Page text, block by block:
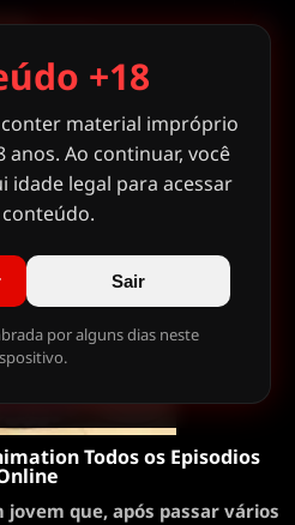
Todos os Episodios
que, após passar vários
+18
material impróprio
anos. Ao continuar, você
idade legal para acessar
Sair
por alguns dias neste